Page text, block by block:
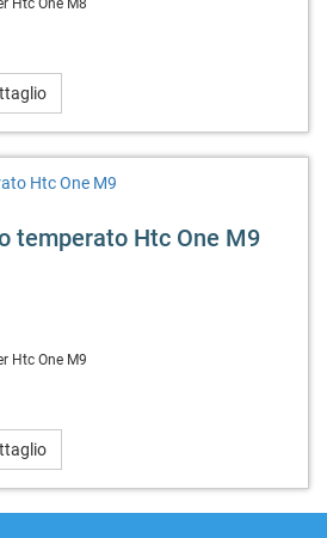
temperato Htc One M9
Htc One M9